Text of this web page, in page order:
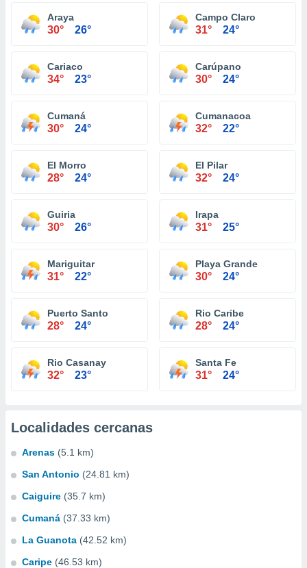
Araya
30° 26°
Campo Claro
31° 24°
Cariaco
34° 23°
Carúpano
30° 24°
Cumaná
30° 24°
Cumanacoa
32° 22°
El Morro
28° 24°
El Pilar
32° 24°
Guiria
30° 26°
Irapa
31° 25°
Mariguitar
31° 22°
Playa Grande
30° 24°
Puerto Santo
28° 24°
Rio Caribe
28° 24°
Rio Casanay
32° 23°
Santa Fe
31° 24°
Localidades cercanas
Arenas (5.1 km)
San Antonio (24.81 km)
Caiguire (35.7 km)
Cumaná (37.33 km)
La Guanota (42.52 km)
Caripe (46.53 km)